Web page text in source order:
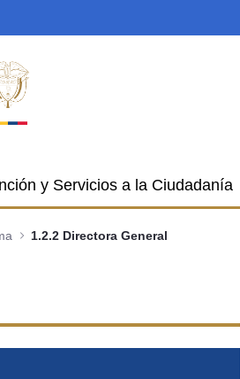
y Servicios a la Ciudadanía
1.2.2 Directora General